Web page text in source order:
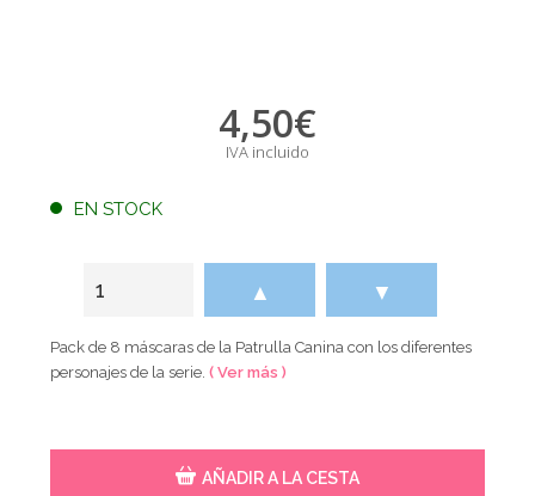
4,50€
IVA incluido
EN STOCK
▲ ▼
Pack de 8 máscaras de la Patrulla Canina con los diferentes
personajes de la serie.( Ver más )
AÑADIR A LA CESTA